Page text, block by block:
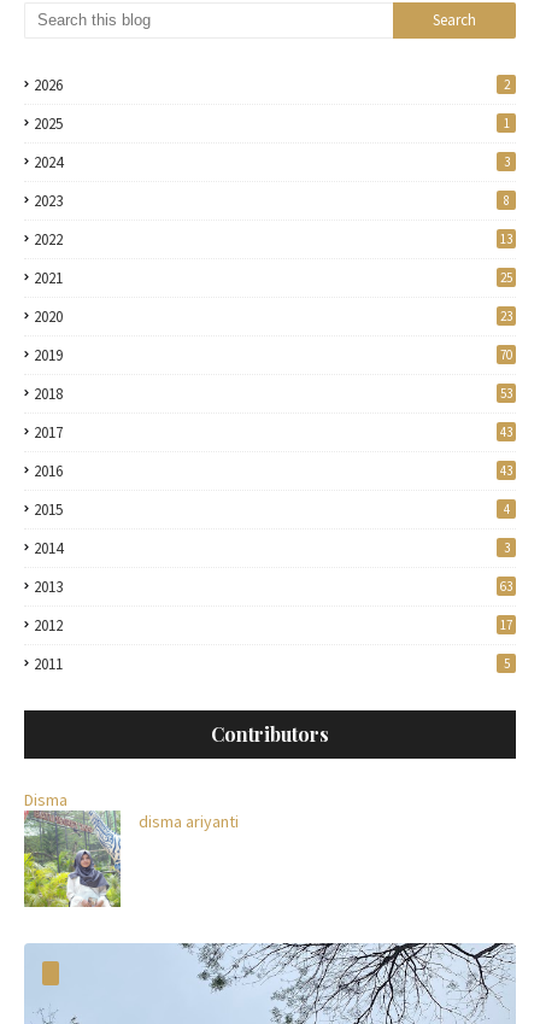
2026 2
2025 1
2024 3
2023 8
2022 13
2021 25
2020 23
2019 70
2018 53
2017 43
2016 43
2015 4
2014 3
2013 63
2012 17
2011 5
Contributors
Disma
disma ariyanti